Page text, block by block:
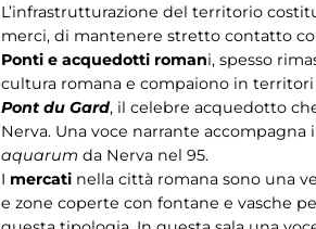
L’infrastrutturazione del territorio
merci, di mantenere stretto contatto
Ponti e acquedotti romani, spesso
cultura romana e compaiono in
Pont du Gard, il celebre acquedotto
Nerva. Una voce narrante
aquarum da Nerva nel 95.
I mercati nella città romana sono una
e zone coperte con fontane e vasche